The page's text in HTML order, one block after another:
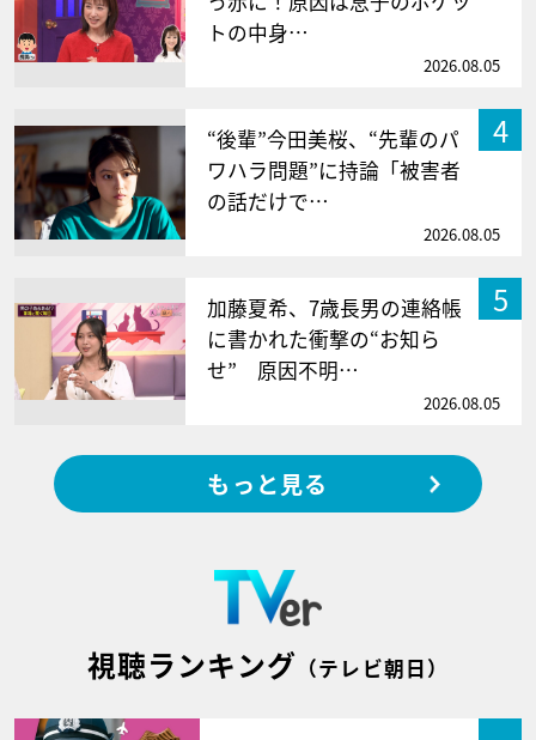
トの中身…
2026.08.05
4
“後輩”今田美桜、“先輩のパ
ワハラ問題”に持論「被害者
の話だけで…
2026.08.05
5
加藤夏希、7歳長男の連絡帳
に書かれた衝撃の“お知ら
せ” 原因不明…
2026.08.05
もっと見る
視聴ランキング （テレビ朝日）